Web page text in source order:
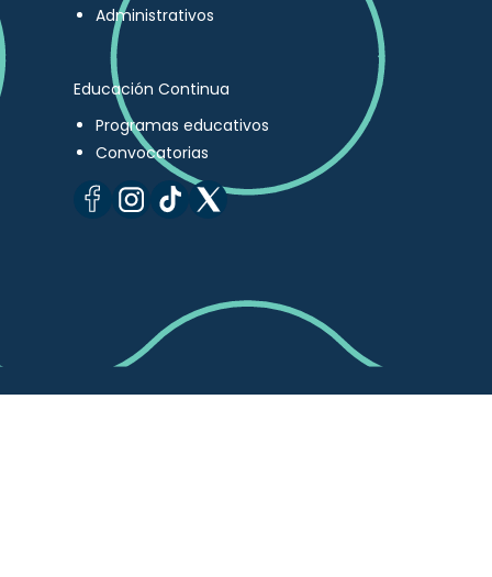
Administrativos
Educación Continua
Programas educativos
Convocatorias